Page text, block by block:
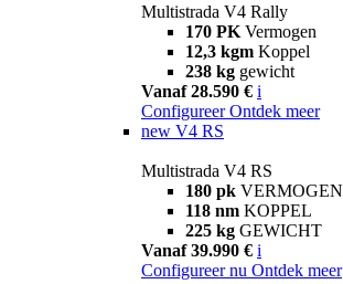
Multistrada V4 Rally
170 PK Vermogen
12,3 kgm Koppel
238 kg gewicht
Vanaf 28.590 € i
Configureer Ontdek meer
new V4 RS
Multistrada V4 RS
180 pk VERMOGEN
118 nm KOPPEL
225 kg GEWICHT
Vanaf 39.990 € i
Configureer nu Ontdek meer